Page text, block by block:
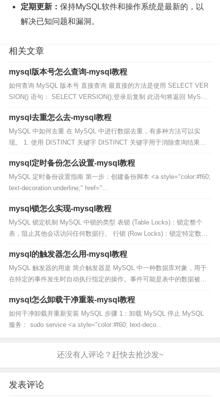
定期更新： 保持MySQL软件和操作系统是最新的，以
解决已知问题和漏洞。
相关文章
mysql版本号怎么查询-mysql教程
如何查询 MySQL 版本号 直接查询 最直接的方法是使用 SELECT VER
SION() 语句： SELECT VERSION();登录后复制 此语句将返回 MySQL
服务器的完整版本号，包括...
mysql去重怎么去-mysql教程
MySQL 中如何去重 在 MySQL 中进行数据去重，有多种方法可以实
现。 1. 使用 DISTINCT 关键字 DISTINCT 关键字用于消除查询结果中
的重复行，仅保留不重复的数据。使用方式如...
mysql定时备份怎么设置-mysql教程
MySQL 定时备份设置指南 第一步：创建备份脚本 <a style="color:#f60;
text-decoration:underline;" href="...
mysql锁怎么实现-mysql教程
MySQL 锁定机制 MySQL 中锁的类型 表锁 (Table Locks)：锁定整个
表，阻止其他会话访问任何数据行。 行锁 (Row Locks)：锁定特定数据
行，阻止其他会话对该行进行并...
mysql的触发器怎么用-mysql教程
MySQL 触发器的用途 简介触发器是 MySQL 中一种数据库对象，用于
在特定的事件发生时自动执行指定的操作。事件可能是表中的数据被插
入、更新或删除。 使用触发器的好处 数据完整性：触发器可用...
mysql怎么卸载干净重装-mysql教程
如何干净卸载并重新安装 MySQL 步骤 1：卸载 MySQL 停止 MySQL
服务： sudo service <a style="color:#f60; text-deco...
发表评论